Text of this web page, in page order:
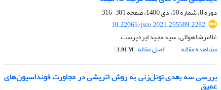
دوره 8، شماره 10، دی 1400، صفحه
301-316
10.22065/jsce.2021.255589.2282
غلامرضا هوائی، سید مجید ایزدپرست
مشاهده مقاله
اصل مقاله 1.91 M
بررسی سه بعدی تونل‌زنی به روش اتریشی در مجاورت فونداسیون‌های
عمیق